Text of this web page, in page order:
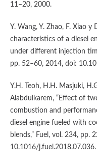
11–20, 2000.
Y. Wang, Y. Zhao, F. Xiao y
characteristics of a diesel
under different injection
pp. 52–60, 2014, doi:
Y.H. Teoh, H.H. Masjuki,
Alabdulkarem, “Effect of
combustion and
diesel engine fueled with
blends,” Fuel, vol. 234, pp.
10.1016/j.fuel.2018.07.036.